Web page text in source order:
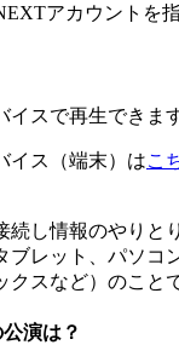
アカウントを指
イスで再生できま
イス（端末）はこ
続し情報のやりと
ブレット、パソコ
スなど）のこと
演は？